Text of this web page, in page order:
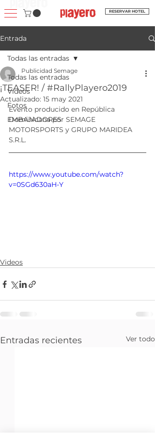
RESERVAR HOTEL
Entrada
Todas las entradas
Videos
Fotos
EMBAJADORES
Todas las entradas
¡TEASER! / #RallyPlayero2019
Publicidad Semage
Actualizado: 15 may 2021
Evento producido en República
Dominicana por SEMAGE
MOTORSPORTS y GRUPO MARIDEA
S.R.L.
https://www.youtube.com/watch?
v=0SGd630aH-Y
Videos
Entradas recientes Ver todo